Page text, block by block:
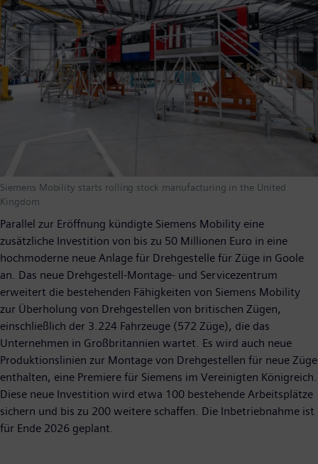
Siemens Mobility starts rolling stock manufacturing in the United
Kingdom
Parallel zur Eröffnung kündigte Siemens Mobility eine
zusätzliche Investition von bis zu 50 Millionen Euro in eine
hochmoderne neue Anlage für Drehgestelle für Züge in Goole
an. Das neue Drehgestell-Montage- und Servicezentrum
erweitert die bestehenden Fähigkeiten von Siemens Mobility
zur Überholung von Drehgestellen von britischen Zügen,
einschließlich der 3.224 Fahrzeuge (572 Züge), die das
Unternehmen in Großbritannien wartet. Es wird auch neue
Produktionslinien zur Montage von Drehgestellen für neue Züge
enthalten, eine Premiere für Siemens im Vereinigten Königreich.
Diese neue Investition wird etwa 100 bestehende Arbeitsplätze
sichern und bis zu 200 weitere schaffen. Die Inbetriebnahme ist
für Ende 2026 geplant.